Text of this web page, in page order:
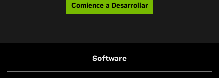
Comience a Desarrollar
Software